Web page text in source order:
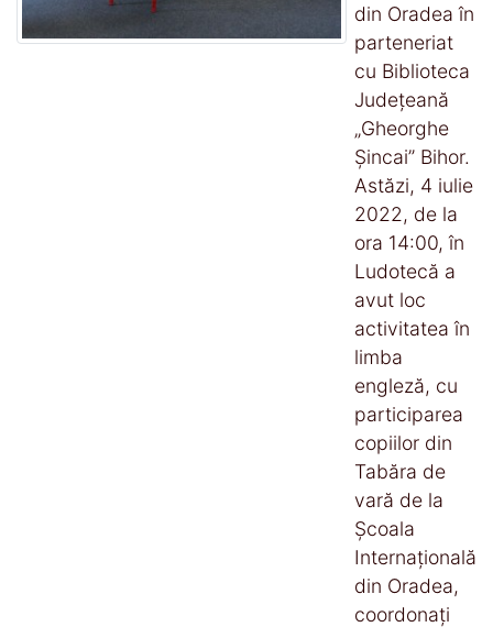
din Oradea în
parteneriat
cu Biblioteca
Județeană
„Gheorghe
Șincai” Bihor.
Astăzi, 4 iulie
2022, de la
ora 14:00, în
Ludotecă a
avut loc
activitatea în
limba
engleză, cu
participarea
copiilor din
Tabăra de
vară de la
Școala
Internațională
din Oradea,
coordonați